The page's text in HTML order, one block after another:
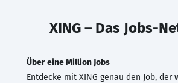
XING – Das Jobs-
Über eine Million Jobs
Entdecke mit XING genau den Job, der